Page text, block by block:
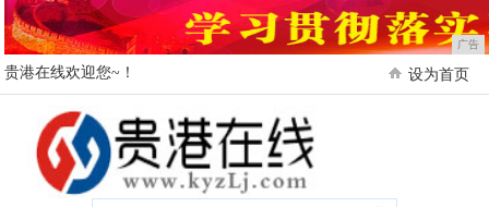
广告
贵港在线欢迎您~！ 设为首页